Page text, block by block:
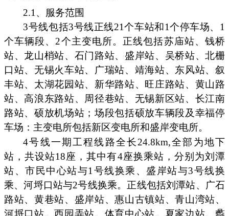
2.1、服务范围
3号线包括3号线正线21个车站和1个停车场、1
个车辆段、2个主变电所。正线包括苏庙站、钱桥
站、龙山梢站、石门路站、盛岸站、吴桥站、北栅
口站、无锡火车站、广瑞站、靖海站、东风站、叙
丰站、太湖花园站、新华路站、旺庄路站、黄山路
站、高浪东路站、周径巷站、无锡新区站、长江南
路站、硕放机场站；场段包括硕放车辆段及幸福停
车场：主变电所包括新区变电所和盛岸变电所。
4号线一期工程线路全长24.8km,全部为地下
站，共设站18座，其中有4座换乘站，分别为刘潭
站、市民中心站与1号线换乘、盛岸站与3号线换
乘、河埒口站与2号线换乘。正线包括刘潭站、广石
路站、黄巷站、盛岸站、惠山古镇站、青山湾站、